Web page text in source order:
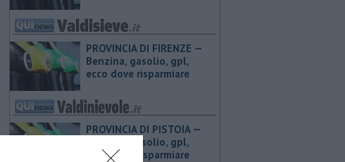
PROVINCIA DI FIRENZE — ​
Benzina, gasolio, gpl,
ecco dove risparmiare
PROVINCIA DI PISTOIA — ​
Benzina, gasolio, gpl,
ecco dove risparmiare